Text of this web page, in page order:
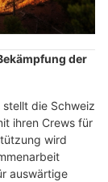
der
die Schweiz
ihren Crews für
wird
auswärtige